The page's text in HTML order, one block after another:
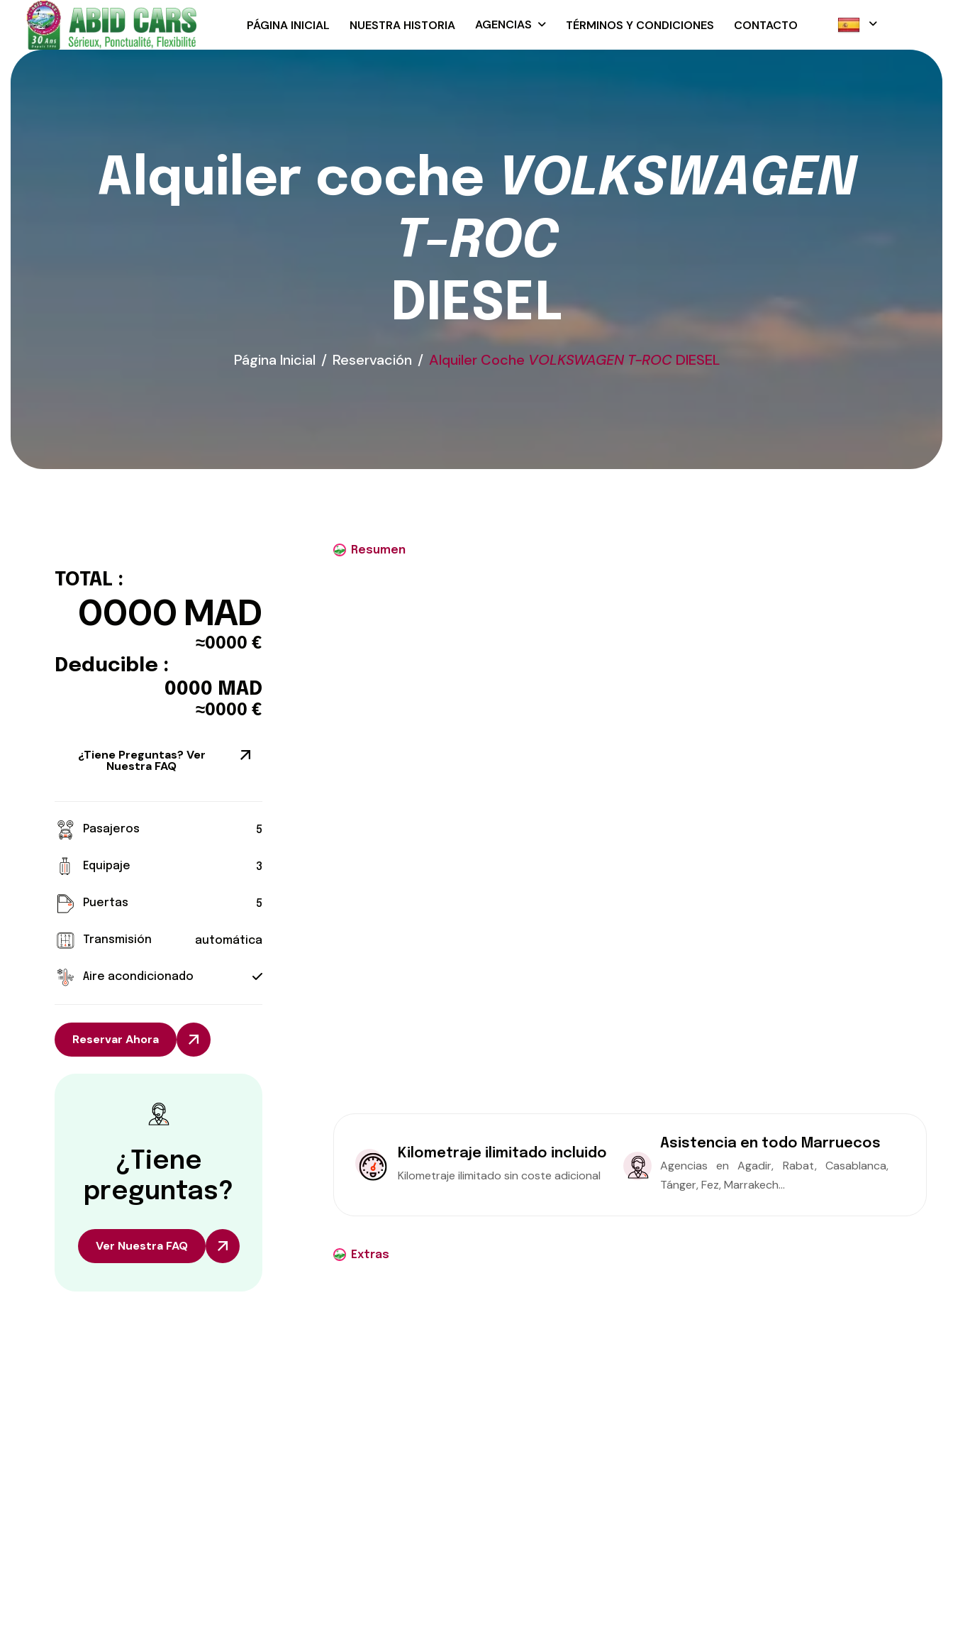
PÁGINA INICIAL NUESTRA HISTORIA AGENCIAS TÉRMINOS Y CONDICIONES CONTACTO
Alquiler coche VOLKSWAGEN
T-ROC
DIESEL
Página Inicial Reservación Alquiler Coche VOLKSWAGEN T-ROC DIESEL
TOTAL :
0000 MAD
≈0000 €
Deducible :
0000 MAD
≈0000 €
¿Tiene Preguntas? Ver
Nuestra FAQ
Pasajeros 5
Equipaje 3
Puertas 5
Transmisión automática
Aire acondicionado
Reservar Ahora
¿Tiene
preguntas?
Ver Nuestra FAQ
Kilometraje ilimitado incluido
Kilometraje ilimitado sin coste adicional
Asistencia en todo Marruecos
Agencias en Agadir, Rabat, Casablanca,
Tánger, Fez, Marrakech...